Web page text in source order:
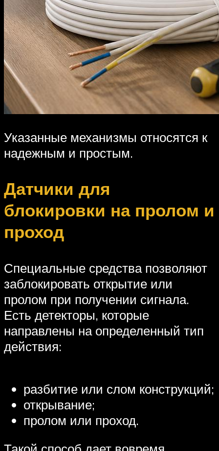
Указанные механизмы относятся к
надежным и простым.
Датчики для
блокировки на пролом и
проход
Специальные средства позволяют
заблокировать открытие или
пролом при получении сигнала.
Есть детекторы, которые
направлены на определенный тип
действия:
разбитие или слом конструкций;
открывание;
пролом или проход.